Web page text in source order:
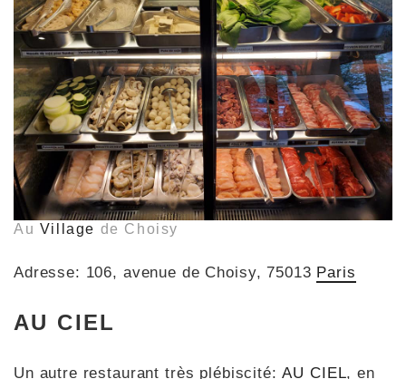
Au Village de Choisy
Adresse: 106, avenue de Choisy, 75013 Paris
AU CIEL
Un autre restaurant très plébiscité:AU CIEL, en